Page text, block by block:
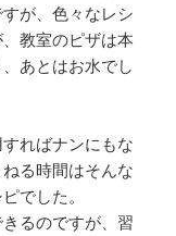
が、色々なレシ
教室のピザは本
あとはお水でし
ればナンにもな
る時間はそんな
でした。
るのですが、習